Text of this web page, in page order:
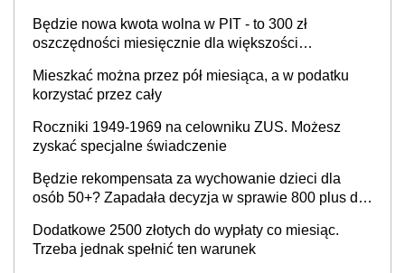
Będzie nowa kwota wolna w PIT - to 300 zł
oszczędności miesięcznie dla większości
Mieszkać można przez pół miesiąca, a w podatku
korzystać przez cały
Roczniki 1949-1969 na celowniku ZUS. Możesz
zyskać specjalne świadczenie
Będzie rekompensata za wychowanie dzieci dla
osób 50+? Zapadała decyzja w sprawie 800 plus dla
Dodatkowe 2500 złotych do wypłaty co miesiąc.
Trzeba jednak spełnić ten warunek